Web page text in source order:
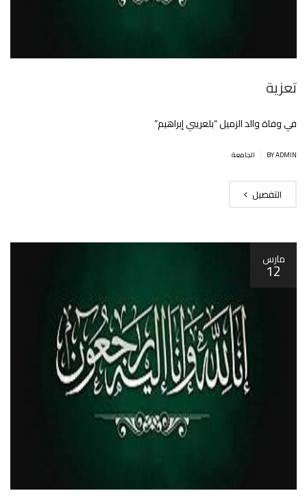
تعزية
في وفاة والد الزميل “بلعريبي إبراهيم”
BY ADMIN الجامعة
التفصيل
مارس
12